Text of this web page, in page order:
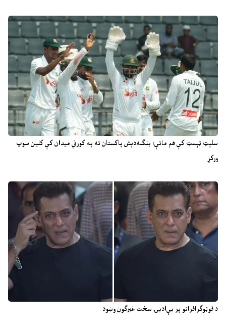
سلېټ ټېسټ کې هم ماتې؛ بنګله‌دېش پاکستان ته په کورني میدان کې کلین سوپ
ورکړ
د فوټوګرافرانو پر بې‌ادبۍ سخت غبرګون وښود